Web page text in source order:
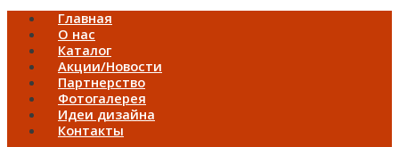
Главная
О нас
Каталог
Акции/Новости
Партнерство
Фотогалерея
Идеи дизайна
Контакты